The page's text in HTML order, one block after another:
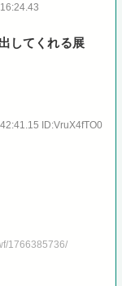
してくれる展
ID:VruX4fTO0
1766385736/